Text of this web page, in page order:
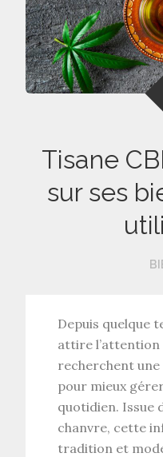
Tisane
sur ses
Depuis quelque
attire l’attention
recherchent une
pour mieux
quotidien. Issue
chanvre, cette
tradition et